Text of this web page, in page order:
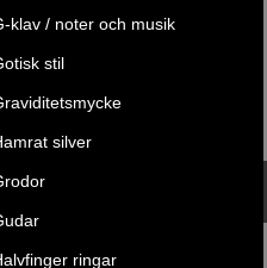
klav / noter och musik
stil
silver
ringar